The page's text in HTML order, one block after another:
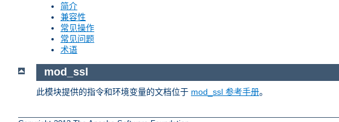
简介
兼容性
常见操作
常见问题
术语
mod_ssl
此模块提供的指令和环境变量的文档位于 mod_ssl 参考手册。